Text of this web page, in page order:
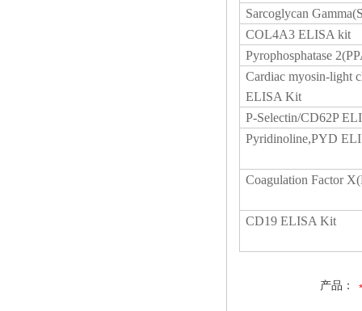
Sarcoglycan
COL4A3 ELISA kit
Pyrophosphatase
Cardiac myosin-light
ELISA Kit
P-Selectin/CD62P
Pyridinoline,PYD
Coagulation Factor
CD19 ELISA Kit
产品：